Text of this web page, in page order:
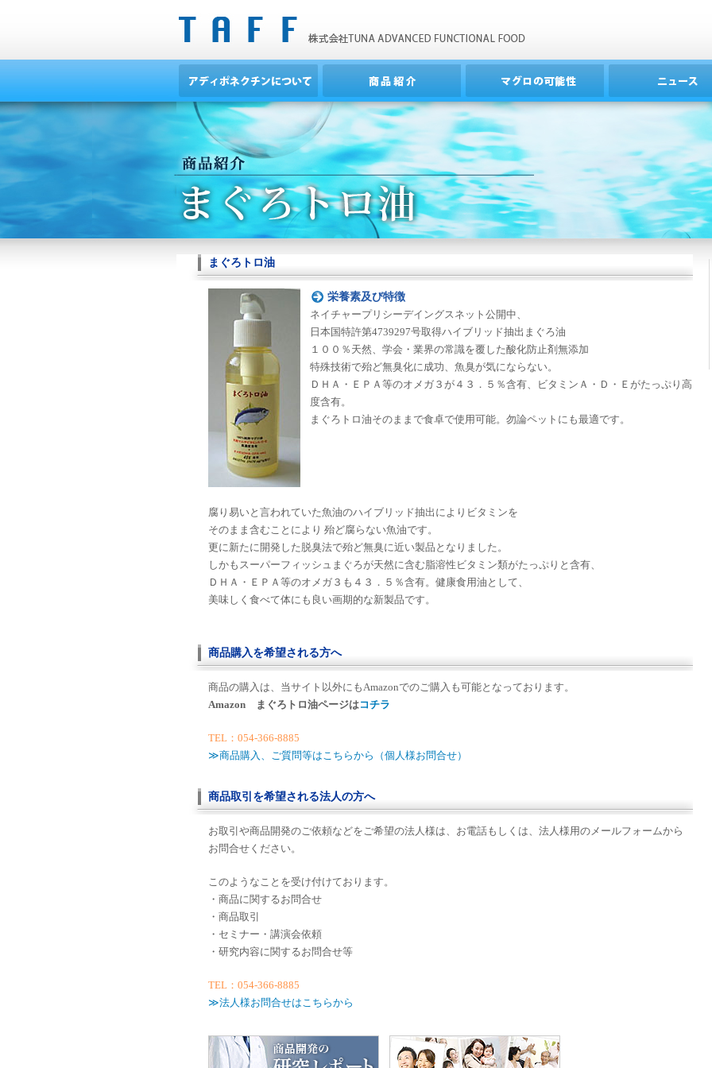
まぐろトロ油
栄養素及び特徴
ネイチャープリシーデイングスネット公開中、
日本国特許第4739297号取得ハイブリッド抽出まぐろ油
１００％天然、学会・業界の常識を覆した酸化防止剤無添加
特殊技術で殆ど無臭化に成功、魚臭が気にならない。
ＤＨＡ・ＥＰＡ等のオメガ３が４３．５％含有、ビタミンＡ・Ｄ・Ｅがたっぷり高
度含有。
まぐろトロ油そのままで食卓で使用可能。勿論ペットにも最適です。
腐り易いと言われていた魚油のハイブリッド抽出によりビタミンを
そのまま含むことにより 殆ど腐らない魚油です。
更に新たに開発した脱臭法で殆ど無臭に近い製品となりました。
しかもスーパーフィッシュまぐろが天然に含む脂溶性ビタミン類がたっぷりと含有、
ＤＨＡ・ＥＰＡ等のオメガ３も４３．５％含有。健康食用油として、
美味しく食べて体にも良い画期的な新製品です。
商品購入を希望される方へ
商品の購入は、当サイト以外にもAmazonでのご購入も可能となっております。
Amazon まぐろトロ油ページはコチラ
TEL：054-366-8885
≫商品購入、ご質問等はこちらから（個人様お問合せ）
商品取引を希望される法人の方へ
お取引や商品開発のご依頼などをご希望の法人様は、お電話もしくは、法人様用のメールフォームから
お問合せください。
このようなことを受け付けております。
・商品に関するお問合せ
・商品取引
・セミナー・講演会依頼
・研究内容に関するお問合せ等
TEL：054-366-8885
≫法人様お問合せはこちらから